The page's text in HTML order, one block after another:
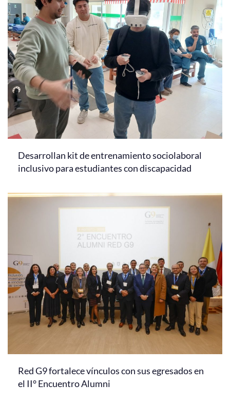
Desarrollan kit de entrenamiento sociolaboral
inclusivo para estudiantes con discapacidad
Red G9 fortalece vínculos con sus egresados en
el II° Encuentro Alumni